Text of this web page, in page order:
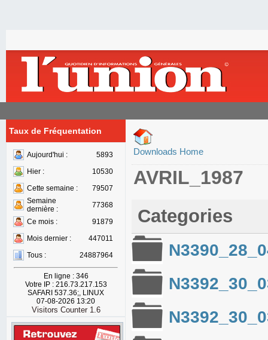
Taux de Fréquentation
Aujourd'hui :
5893
Hier :
10530
Cette semaine :
79507
Semaine
dernière :
77368
Ce mois :
91879
Mois dernier :
447011
Tous :
24887964
En ligne : 346
Votre IP : 216.73.217.153
SAFARI 537.36;, LINUX
07-08-2026 13:20
Visitors Counter 1.6
Downloads Home
AVRIL_1987
Categories